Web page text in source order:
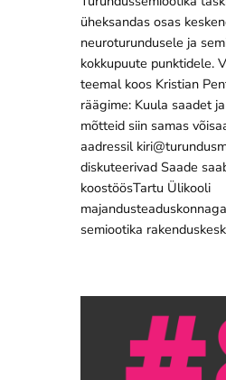
üheksandas osas
neuroturundusele ja
kokkupuute punktidele.
teemal koos Kristian
räägime: Kuula saadet
mõtteid siin samas
aadressil
diskuteerivad Saade
koostöösTartu Ülikooli
semiootika